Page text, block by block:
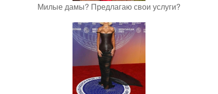
Милые дамы? Предлагаю свои услуги?